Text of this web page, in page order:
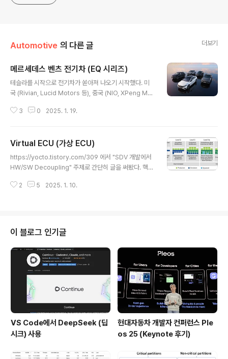
Automotive 의 다른 글 더보기
메르세데스 벤츠 전기차 (EQ 시리즈)
테슬라를 시작으로 전기차가 쏟아져 나오기 시작했다. 미
국 (Rivian, Lucid Motors 등), 중국 (NIO, XPeng Mot
존의 자동차 회사인 메르세데스 벤츠, BMW, 폭스바겐, 아
떨어지거나 정체되고 있지만 궁극적으로는 전기차로 바뀌
게 될 것으로 거의 확신한다. 전기차 주행 시간 (특히, 겨
울), 전기차 충전 시간, 화재 위험성 등이 원인으로 지목받
있다. 여기서는 메르세데스 벤츠 전기차인 EQ 시리즈에 대
3 0 2025. 1. 19.
Virtual ECU (가상 ECU)
https://yocto.tistory.com/309 에서 "SDV 개발에서
HW/SW Decoupling" 주제로 간단히 글을 써봤다. 핵심
구현해서 빠르게 개발을 하면서 테스팅 하는 것이다.배경
가 비싸져서 많은 하드웨어를 가지고 개발하기도 큰 부담
이 있다. 초기 보드 Bringup의 시간도 많이 들어 빠른 릴
리스와 개발을 요구하는 요즘과 같은 경쟁 시대에 그동안
기능 개발을 놓기도 어려운 상황이다. 그렇기 때문에 Virtu
al ECU (vECU)가 점점 각광을 받고 있고 대부분 ..
2 5 2025. 1. 10.
이 블로그 인기글
VS Code에서 DeepSeek (딥
시크) 사용
현대자동차 개발자 컨퍼런스 Ple
os 25 (Keynote 후기)